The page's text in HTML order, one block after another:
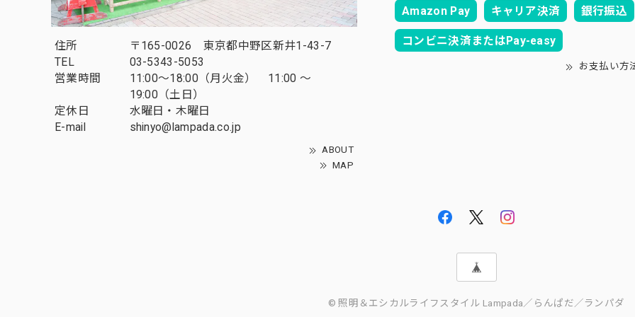
住所
〒165-0026 東京都中野区新井1-43-7
TEL
03-5343-5053
営業時間
11:00～18:00（月火金） 11:00 ～
19:00（土日）
定休日
水曜日・木曜日
E-mail
shinyo@lampada.co.jp
ABOUT
MAP
Amazon Pay キャリア決済 銀行振込
コンビニ決済またはPay-easy
お支払い方
© 照明＆エシカルライフスタイル Lampada／らんぱだ／ランパダ